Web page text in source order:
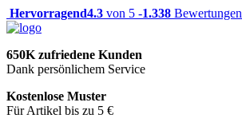
Hervorragend4.3 von 5 -1.338 Bewertungen
650K zufriedene Kunden
Dank persönlichem Service
Kostenlose Muster
Für Artikel bis zu 5 €